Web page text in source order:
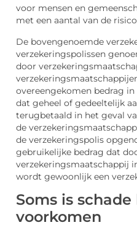
voor mensen en
met een aantal van de
De bovengenoemde
verzekeringspolissen
door
overeengekomen bedrag
dat geheel of gedeeltelijk
terugbetaald in het geval
de
de verzekeringspolis
gebruikelijke bedrag dat
verzekeringsmaatschappij
wordt gewoonlijk een
Soms is
voorkomen